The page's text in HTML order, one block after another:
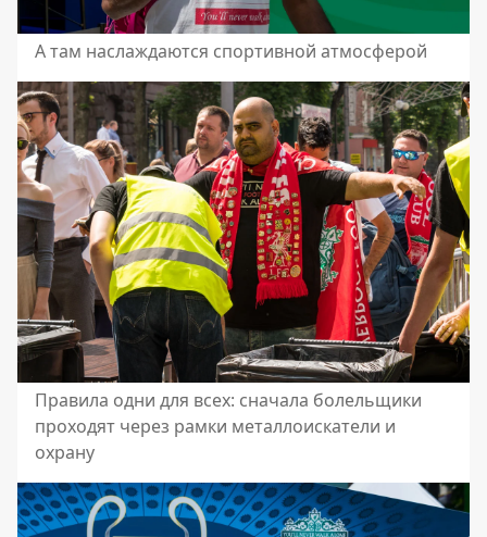
А там наслаждаются спортивной атмосферой
Правила одни для всех: сначала болельщики
проходят через рамки металлоискатели и
охрану